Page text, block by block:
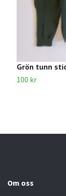
Grön tunn
100 kr
Om oss